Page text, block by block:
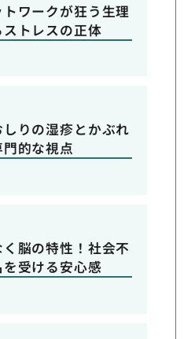
ワークが狂う生理
トレスの正体
りの湿疹とかぶれ
的な視点
脳の特性！社会不
受ける安心感